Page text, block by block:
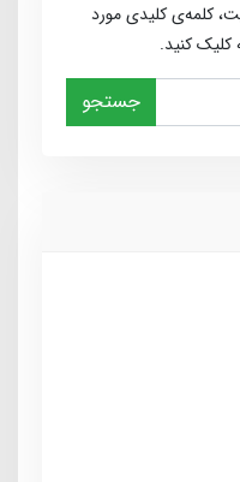
کلمه‌ی کلیدی مورد
کلیک کنید.
جستجو